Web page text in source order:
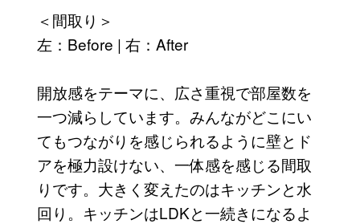
＜間取り＞
左：Before | 右：After
開放感をテーマに、広さ重視で部屋数を
一つ減らしています。みんながどこにい
てもつながりを感じられるように壁とド
アを極力設けない、一体感を感じる間取
りです。大きく変えたのはキッチンと水
回り。キッチンはLDKと一続きになるよ